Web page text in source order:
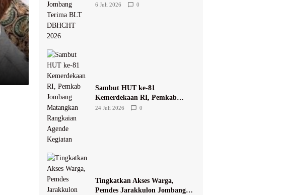
Terima BLT DBHCHT 2026
6 Juli 2026 0
Sambut HUT ke-81
Kemerdekaan RI, Pemkab
Jombang Matangkan
24 Juli 2026 0
Tingkatkan Akses Warga,
Pemdes Jarakkulon Jombang